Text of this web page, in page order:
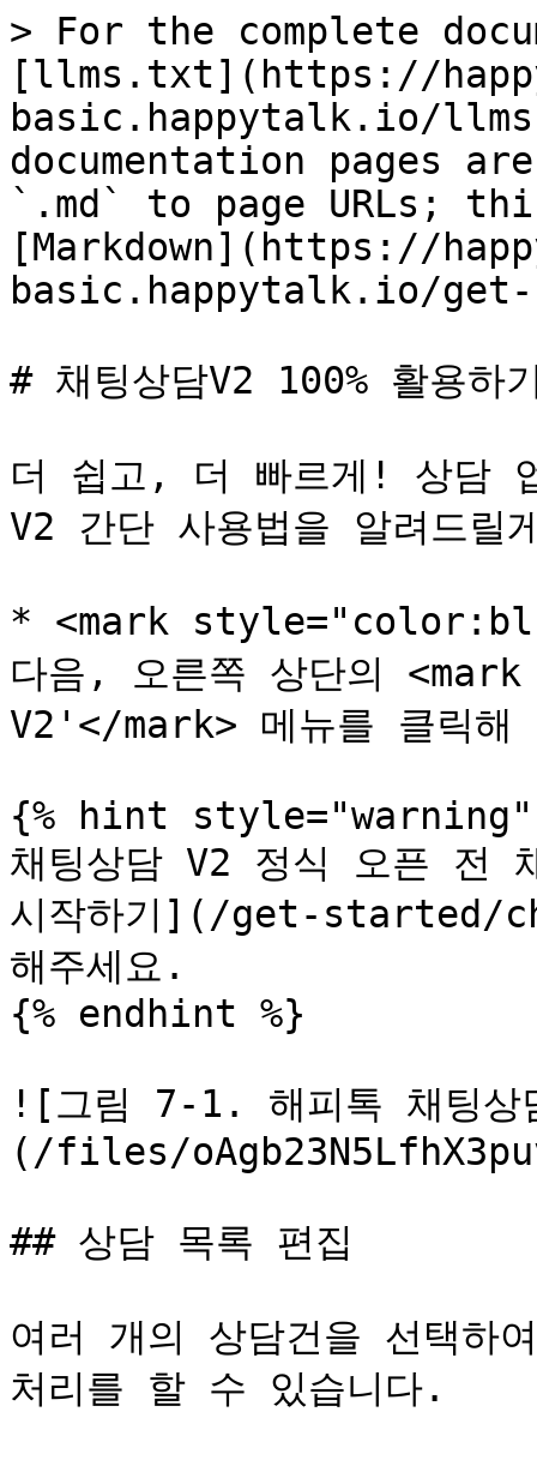
> For the complete
[llms.txt](https://
basic.happytalk.io/
documentation pages
`.md` to page URLs;
[Markdown](https://
basic.happytalk.io/
# 채팅상담V2 100% 활용하
더 쉽고, 더 빠르게! 상담
V2 간단 사용법을 알려드릴
* <mark
다음, 오른쪽 상단의
V2'</mark> 메뉴를 클릭해
{% hint style="warning"
채팅상담 V2 정식 오픈 전
시작하기](/get-started/
해주세요.
{% endhint %}
![그림 7-1. 해피톡 채팅상
(/files/
## 상담 목록 편집
여러 개의 상담건을 선택하
처리를 할 수 있습니다.